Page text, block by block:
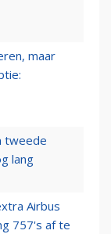
maar
tweede
lang
Airbus
757's af te